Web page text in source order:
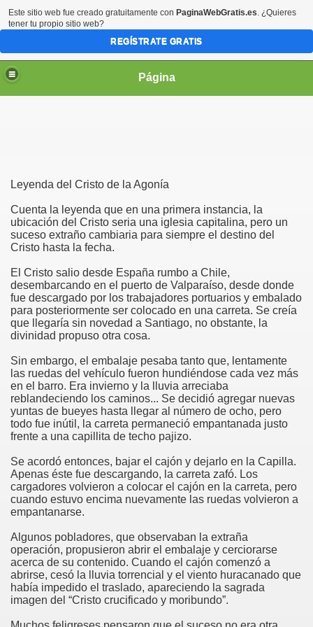
Página
Leyenda del Cristo de la Agonía
Cuenta la leyenda que en una primera instancia, la
ubicación del Cristo seria una iglesia capitalina, pero un
suceso extraño cambiaria para siempre el destino del
Cristo hasta la fecha.
El Cristo salio desde España rumbo a Chile,
desembarcando en el puerto de Valparaíso, desde donde
fue descargado por los trabajadores portuarios y embalado
para posteriormente ser colocado en una carreta. Se creía
que llegaría sin novedad a Santiago, no obstante, la
divinidad propuso otra cosa.
Sin embargo, el embalaje pesaba tanto que, lentamente
las ruedas del vehículo fueron hundiéndose cada vez más
en el barro. Era invierno y la lluvia arreciaba
reblandeciendo los caminos... Se decidió agregar nuevas
yuntas de bueyes hasta llegar al número de ocho, pero
todo fue inútil, la carreta permaneció empantanada justo
frente a una capillita de techo pajizo.
Se acordó entonces, bajar el cajón y dejarlo en la Capilla.
Apenas éste fue descargando, la carreta zafó. Los
cargadores volvieron a colocar el cajón en la carreta, pero
cuando estuvo encima nuevamente las ruedas volvieron a
empantanarse.
Algunos pobladores, que observaban la extraña
operación, propusieron abrir el embalaje y cerciorarse
acerca de su contenido. Cuando el cajón comenzó a
abrirse, cesó la lluvia torrencial y el viento huracanado que
había impedido el traslado, apareciendo la sagrada
imagen del “Cristo crucificado y moribundo”.
Este sitio web fue creado gratuitamente con PaginaWebGratis.es. ¿Quieres
tener tu propio sitio web?
REGÍSTRATE GRATIS